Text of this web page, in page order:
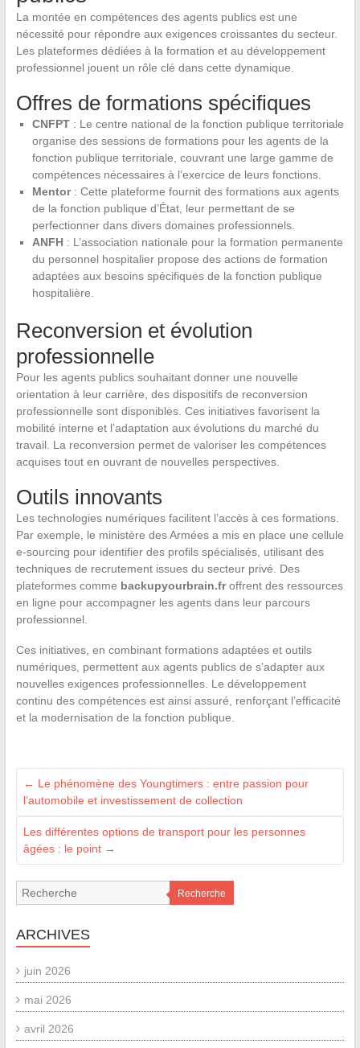
La montée en compétences des agents publics est une
nécessité pour répondre aux exigences croissantes du secteur.
Les plateformes dédiées à la formation et au développement
professionnel jouent un rôle clé dans cette dynamique.
Offres de formations spécifiques
CNFPT: Le centre national de la fonction publique territoriale
organise des sessions de formations pour les agents de la
fonction publique territoriale, couvrant une large gamme de
compétences nécessaires à l’exercice de leurs fonctions.
Mentor: Cette plateforme fournit des formations aux agents
de la fonction publique d’État, leur permettant de se
perfectionner dans divers domaines professionnels.
ANFH: L’association nationale pour la formation permanente
du personnel hospitalier propose des actions de formation
adaptées aux besoins spécifiques de la fonction publique
hospitalière.
Reconversion et évolution
professionnelle
Pour les agents publics souhaitant donner une nouvelle
orientation à leur carrière, des dispositifs de reconversion
professionnelle sont disponibles. Ces initiatives favorisent la
mobilité interne et l’adaptation aux évolutions du marché du
travail. La reconversion permet de valoriser les compétences
acquises tout en ouvrant de nouvelles perspectives.
Outils innovants
Les technologies numériques facilitent l’accès à ces formations.
Par exemple, le ministère des Armées a mis en place une cellule
e-sourcing pour identifier des profils spécialisés, utilisant des
techniques de recrutement issues du secteur privé. Des
plateformes comme backupyourbrain.froffrent des ressources
en ligne pour accompagner les agents dans leur parcours
professionnel.
Ces initiatives, en combinant formations adaptées et outils
numériques, permettent aux agents publics de s’adapter aux
nouvelles exigences professionnelles. Le développement
continu des compétences est ainsi assuré, renforçant l’efficacité
et la modernisation de la fonction publique.
← Le phénomène des Youngtimers : entre passion pour
l’automobile et investissement de collection
Les différentes options de transport pour les personnes
âgées : le point →
Recherche
ARCHIVES
juin 2026
mai 2026
avril 2026